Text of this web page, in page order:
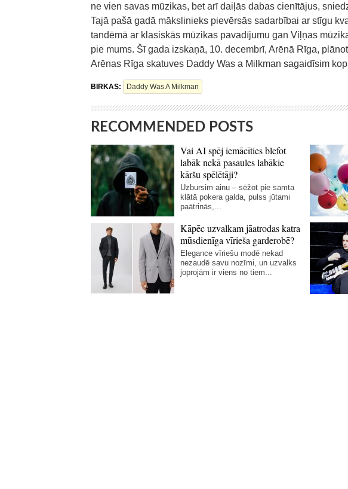
ne vien savas mūzikas, bet arī daiļās dabas cienītājus,
Tajā pašā gadā mākslinieks pievērsās sadarbībai ar stīgu
tandēmā ar klasiskās mūzikas pavadījumu gan Viļņas
pie mums. Šī gada izskaņā, 10. decembrī, Arēnā Rīga,
Arēnas Rīga skatuves Daddy Was a Milkman sagaidīsim
BIRKAS: Daddy Was A Milkman
RECOMMENDED POSTS
Vai AI spēj iemācīties blefot
labāk nekā pasaules labākie
kāršu spēlētāji?
Uzbursim ainu – sēžot pie samta
klātā pokera galda, pulss jūtami
paātrinās,...
Kāpēc uzvalkam jāatrodas katra
mūsdienīga vīrieša garderobē?
Elegance vīriešu modē nekad
nezaudē savu nozīmi, un uzvalks
joprojām ir viens no tiem...